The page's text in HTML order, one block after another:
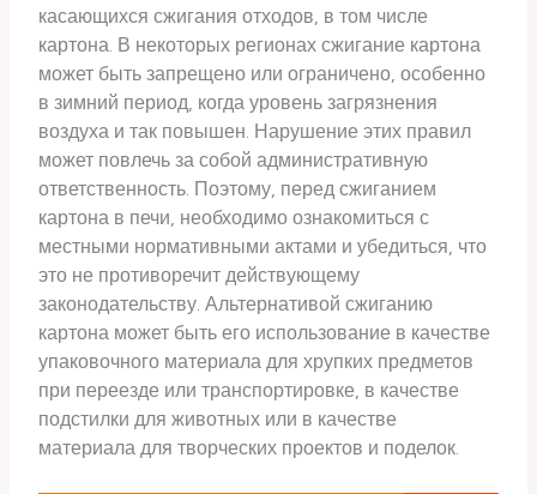
касающихся сжигания отходов, в том числе
картона. В некоторых регионах сжигание картона
может быть запрещено или ограничено, особенно
в зимний период, когда уровень загрязнения
воздуха и так повышен. Нарушение этих правил
может повлечь за собой административную
ответственность. Поэтому, перед сжиганием
картона в печи, необходимо ознакомиться с
местными нормативными актами и убедиться, что
это не противоречит действующему
законодательству. Альтернативой сжиганию
картона может быть его использование в качестве
упаковочного материала для хрупких предметов
при переезде или транспортировке, в качестве
подстилки для животных или в качестве
материала для творческих проектов и поделок.